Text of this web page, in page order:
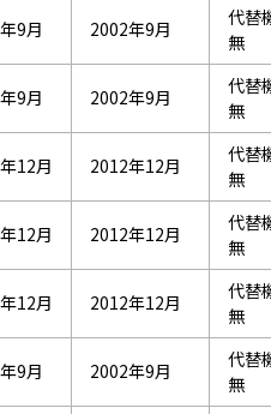
9月 2002年9月
代替
無
9月 2002年9月
代替
無
12月 2012年12月
代替
無
12月 2012年12月
代替
無
12月 2012年12月
代替
無
9月 2002年9月
代替
無